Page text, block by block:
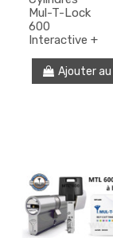
Mul-T-Lock
600
Interactive +
Ajouter